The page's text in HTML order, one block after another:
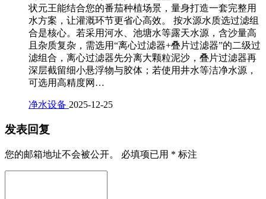
状元王能结合您的番茄种植场景，量身打造一套完整用
水方案，让灌溉环节更省心高效。 按水源水质选过滤组
合是核心。若采用河水、池塘水等露天水源，含沙量高
且杂质复杂，需选用“离心过滤器+叠片过滤器”的二级过
滤组合，离心过滤器先分离大颗粒泥沙，叠片过滤器再
深层截留细小悬浮物与胶体；若使用井水等洁净水源，
可选用高精度网…
净水设备 2025-12-25
发表回复
您的邮箱地址不会被公开。 必填项已用 * 标注